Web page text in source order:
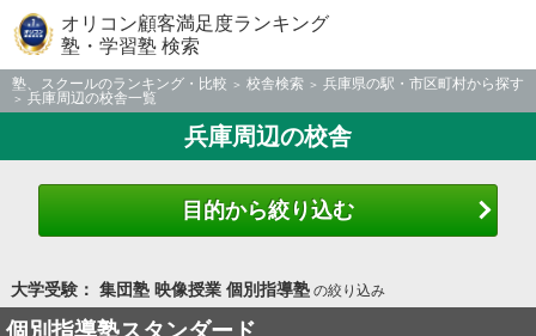
オリコン顧客満足度ランキング
塾・学習塾 検索
塾、スクールのランキング・比較 校舎検索
兵庫県の駅・市区町村から探す
兵庫周辺の校舎一覧
兵庫周辺の校舎
目的から絞り込む
大学受験： 集団塾 映像授業 個別指導塾の絞り込み
個別指導塾スタンダード